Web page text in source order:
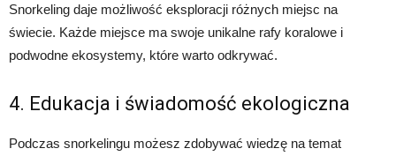
Snorkeling daje możliwość eksploracji różnych miejsc na
świecie. Każde miejsce ma swoje unikalne rafy koralowe i
podwodne ekosystemy, które warto odkrywać.
4. Edukacja i świadomość ekologiczna
Podczas snorkelingu możesz zdobywać wiedzę na temat